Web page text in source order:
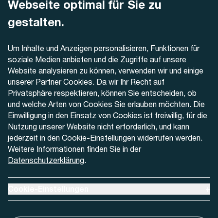
Webseite optimal für Sie zu
gestalten.
Um Inhalte und Anzeigen personalisieren, Funktionen für
soziale Medien anbieten und die Zugriffe auf unsere
Website analysieren zu können, verwenden wir und einige
unserer Partner Cookies. Da wir Ihr Recht auf
Privatsphäre respektieren, können Sie entscheiden, ob
und welche Arten von Cookies Sie erlauben möchten. Die
Einwilligung in den Einsatz von Cookies ist freiwillig, für die
Nutzung unserer Website nicht erforderlich, und kann
jederzeit in den Cookie-Einstellungen widerrufen werden.
Weitere Informationen finden Sie in der
Datenschutzerklärung.
Dornacherstrasse 48
4500 Solothurn
+41 32 622 37 22
Kontaktformular
Aktuell
Medien